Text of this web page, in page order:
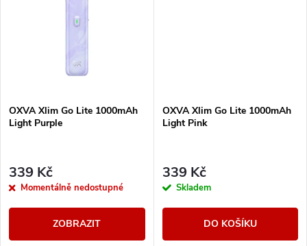
OXVA Xlim Go Lite 1000mAh
Light Purple
339 Kč
Momentálně nedostupné
ZOBRAZIT
OXVA Xlim Go Lite 1000mAh
Light Pink
339 Kč
Skladem
DO KOŠÍKU